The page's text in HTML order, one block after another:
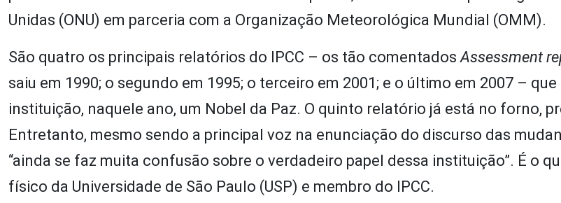
Unidas (ONU) em parceria com a Organização Meteorológica Mundial (OMM).
São quatro os principais relatórios do IPCC – os tão comentadosAssessment
saiu em 1990; o segundo em 1995; o terceiro em 2001; e o último em 2007 – que
instituição, naquele ano, um Nobel da Paz. O quinto relatório já está no forno,
Entretanto, mesmo sendo a principal voz na enunciação do discurso das
“ainda se faz muita confusão sobre o verdadeiro papel dessa instituição”. É o
físico da Universidade de São Paulo (USP) e membro do IPCC.